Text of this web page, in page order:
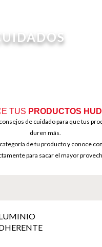
TUS PRODUCTOS
de cuidado para que tus
duren más.
de tu producto y conoce
para sacar el mayor